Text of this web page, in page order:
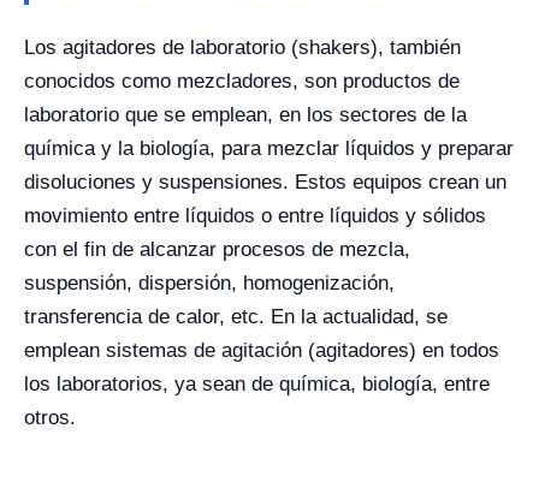
Los agitadores de laboratorio (shakers), también
conocidos como mezcladores, son productos de
laboratorio que se emplean, en los sectores de la
química y la biología, para mezclar líquidos y preparar
disoluciones y suspensiones. Estos equipos crean un
movimiento entre líquidos o entre líquidos y sólidos
con el fin de alcanzar procesos de mezcla,
suspensión, dispersión, homogenización,
transferencia de calor, etc. En la actualidad, se
emplean sistemas de agitación (agitadores) en todos
los laboratorios, ya sean de química, biología, entre
otros.